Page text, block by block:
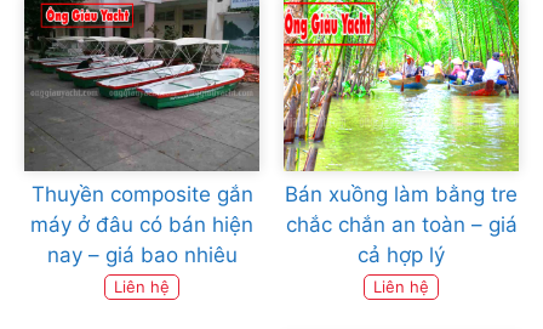
Thuyền composite gắn
máy ở đâu có bán hiện
nay – giá bao nhiêu
Liên hệ
Bán xuồng làm bằng tre
chắc chắn an toàn – giá
cả hợp lý
Liên hệ